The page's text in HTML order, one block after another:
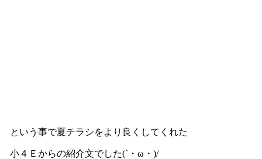
という事で夏チラシをより良くしてくれた
小４Ｅからの紹介文でした(`・ω・)/